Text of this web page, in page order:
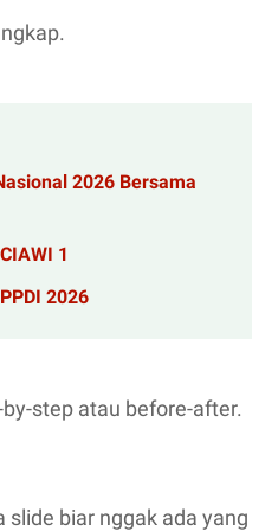
2026 Bersama
1
2026
step atau before-after.
biar nggak ada yang